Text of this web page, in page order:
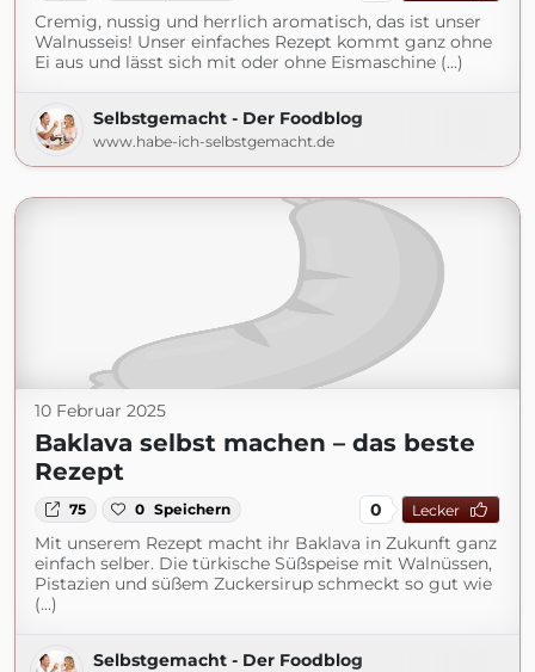
Cremig, nussig und herrlich aromatisch, das ist unser
Walnusseis! Unser einfaches Rezept kommt ganz ohne
Ei aus und lässt sich mit oder ohne Eismaschine (...)
Selbstgemacht - Der Foodblog
www.habe-ich-selbstgemacht.de
10 Februar 2025
Baklava selbst machen – das beste
Rezept
75 0 Speichern 0 Lecker
Mit unserem Rezept macht ihr Baklava in Zukunft ganz
einfach selber. Die türkische Süßspeise mit Walnüssen,
Pistazien und süßem Zuckersirup schmeckt so gut wie
(...)
Selbstgemacht - Der Foodblog